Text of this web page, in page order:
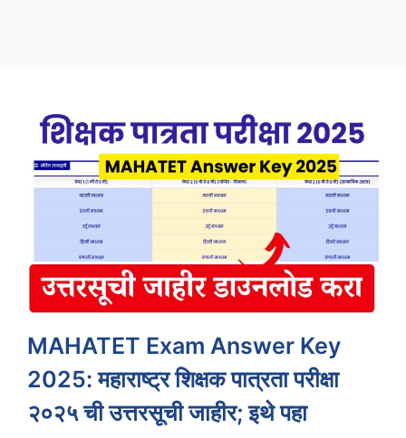
MAHATET Exam Answer Key
2025: महाराष्ट्र शिक्षक पात्रता परीक्षा
२०२५ ची उत्तरसूची जाहीर; इथे पहा